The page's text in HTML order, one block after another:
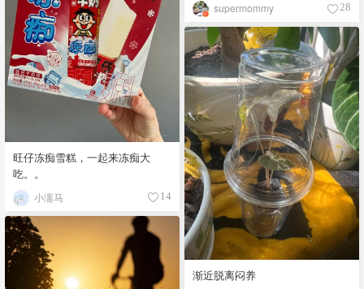
supermommy 28
旺仔冻痴雪糕，一起来冻痴大
吃。。
小濡马 14
渐近脱离闷养